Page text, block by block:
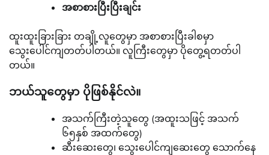
အစာစားပြီးပြီးချင်း
ထူးထူးခြားခြား တချို့လူတွေမှာ အစာစားပြီးခါစမှာ
သွေးပေါင်ကျတတ်ပါတယ်။ လူကြီးတွေမှာ ပိုတွေ့ရတတ်ပါ
တယ်။
ဘယ်သူတွေမှာ ပိုဖြစ်နိုင်လဲ။
အသက်ကြီးတဲ့သူတွေ (အထူးသဖြင့် အသက်
၆၅နှစ် အထက်တွေ)
ဆီးဆေးတွေ၊ သွေးပေါင်ကျဆေးတွေ သောက်နေ